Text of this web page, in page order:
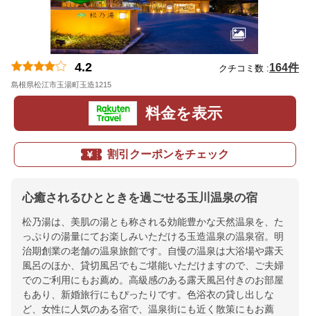
4.2 クチコミ数 :164件
島根県松江市玉湯町玉造1215
料金を表示
割引クーポンをチェック
心癒されるひとときを過ごせる玉川温泉の宿
松乃湯は、美肌の湯とも称される効能豊かな天然温泉を、た
っぷりの湯量にてお楽しみいただける玉造温泉の温泉宿。明
治期創業の老舗の温泉旅館です。自慢の温泉は大浴場や露天
風呂のほか、貸切風呂でもご堪能いただけますので、ご夫婦
でのご利用にもお薦め。高級感のある露天風呂付きのお部屋
もあり、新婚旅行にもぴったりです。色浴衣の貸し出しな
ど、女性に人気のある宿で、温泉街にも近く散策にもお薦